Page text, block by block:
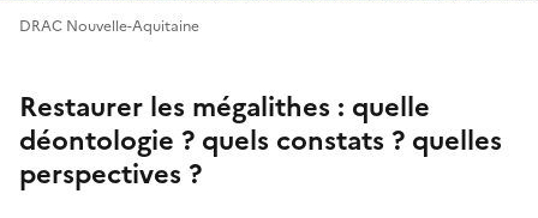
DRAC Nouvelle-Aquitaine
Restaurer les mégalithes : quelle
déontologie ? quels constats ? quelles
perspectives ?